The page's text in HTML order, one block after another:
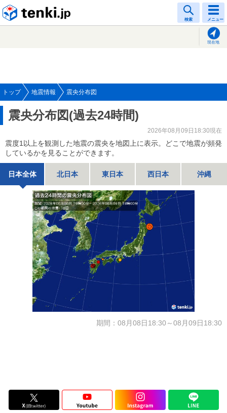
検索 メニュー
現在地
トップ 地震情報 震央分布図
震央分布図(過去24時間)
2026年08月09日18:30現在
震度1以上を観測した地震の震央を地図上に表示。どこで地震が頻発
しているかを見ることができます。
日本全体 北日本 東日本 西日本 沖縄
期間：08月08日18:30～08月09日18:30